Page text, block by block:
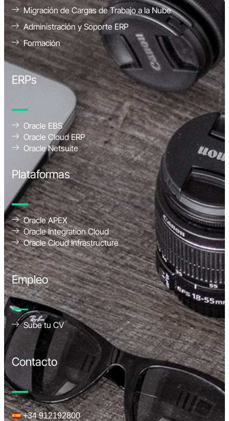
Migración de Cargas de Trabajo a la Nube
Administración y Soporte ERP
Formación
ERPs
Oracle EBS
Oracle Cloud ERP
Oracle Netsuite
Plataformas
Oracle APEX
Oracle Integration Cloud
Oracle Cloud Infrastructure
Empleo
Sube tu CV
Contacto
+34 912192800